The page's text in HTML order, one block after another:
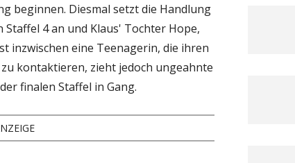
beginnen. Diesmal setzt die Handlung
Staffel 4 an und Klaus' Tochter Hope,
inzwischen eine Teenagerin, die ihren
kontaktieren, zieht jedoch ungeahnte
finalen Staffel in Gang.